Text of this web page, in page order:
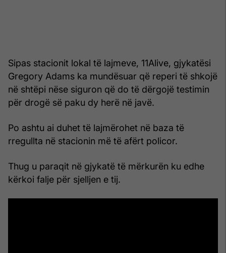
Sipas stacionit lokal të lajmeve, 11Alive, gjykatësi
Gregory Adams ka mundësuar që reperi të shkojë
në shtëpi nëse siguron që do të dërgojë testimin
për drogë së paku dy herë në javë.
Po ashtu ai duhet të lajmërohet në baza të
rregullta në stacionin më të afërt policor.
Thug u paraqit në gjykatë të mërkurën ku edhe
kërkoi falje për sjelljen e tij.